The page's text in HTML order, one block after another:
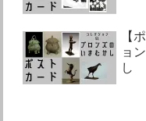
【
ョ
し